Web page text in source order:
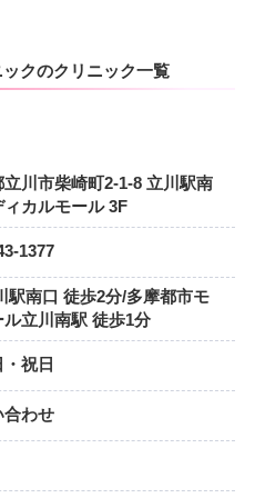
クのクリニック一覧
立川市柴崎町2-1-8 立川駅南
ィカルモール 3F
1377
駅南口 徒歩2分/多摩都市モ
ル立川南駅 徒歩1分
・祝日
合わせ